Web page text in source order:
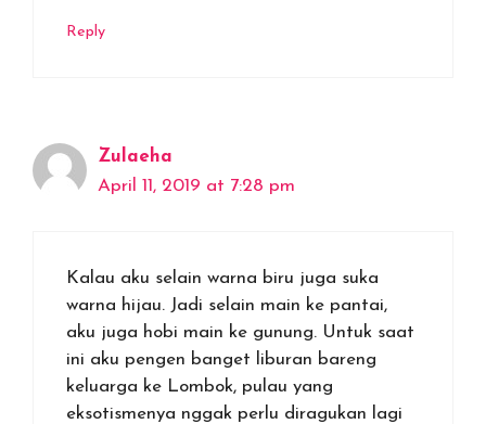
Reply
Zulaeha
April 11, 2019 at 7:28 pm
Kalau aku selain warna biru juga suka
warna hijau. Jadi selain main ke pantai,
aku juga hobi main ke gunung. Untuk saat
ini aku pengen banget liburan bareng
keluarga ke Lombok, pulau yang
eksotismenya nggak perlu diragukan lagi